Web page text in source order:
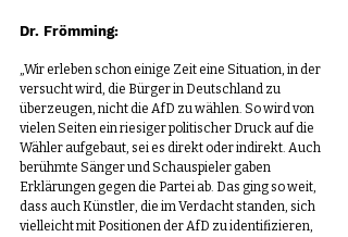
Dr. Frömming:
„Wir erleben schon einige Zeit eine Situation, in der
versucht wird, die Bürger in Deutschland zu
überzeugen, nicht die AfD zu wählen. So wird von
vielen Seiten ein riesiger politischer Druck auf die
Wähler aufgebaut, sei es direkt oder indirekt. Auch
berühmte Sänger und Schauspieler gaben
Erklärungen gegen die Partei ab. Das ging so weit,
dass auch Künstler, die im Verdacht standen, sich
vielleicht mit Positionen der AfD zu identifizieren,